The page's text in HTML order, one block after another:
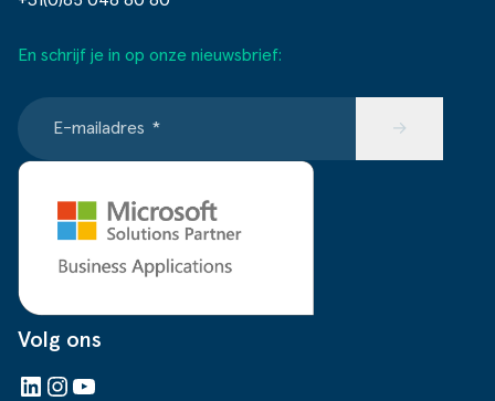
En schrijf je in op onze nieuwsbrief:
E-mailadres * →
Volg ons
LinkedIn
Instagram
YouTube